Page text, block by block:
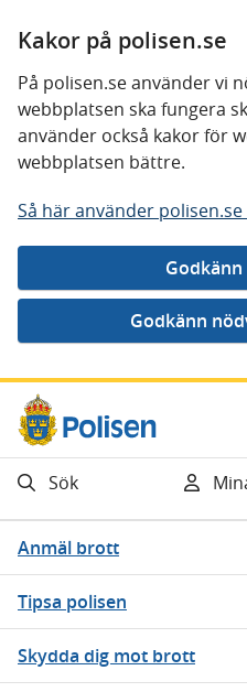
Kakor på polisen.se
På polisen.se använder vi
webbplatsen ska fungera
använder också kakor för
webbplatsen bättre.
Så här använder
Gå direkt till innehåll
Sök
Anmäl brott
Tipsa polisen
Skydda dig mot brott